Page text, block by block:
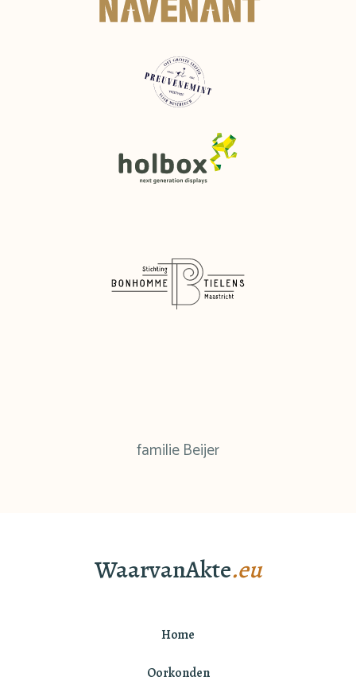
familie Beijer
WaarvanAkte.eu
Home
Oorkonden